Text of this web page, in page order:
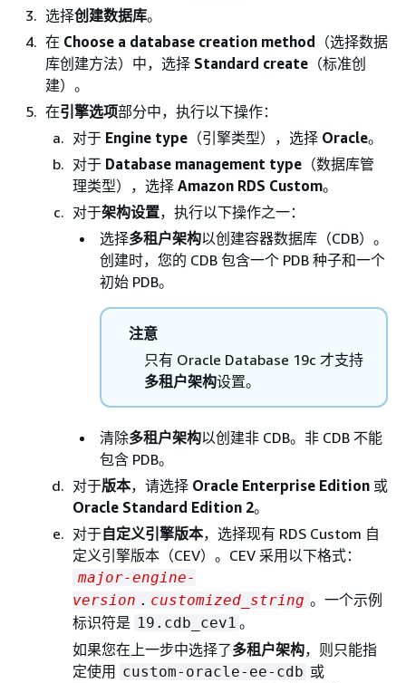
选择创建数据库。
在 Choose a database creation method （选择数据
库创建方法）中，选择 Standard create （标准创
建）。
在引擎选项部分中，执行以下操作：
对于 Engine type （引擎类型），选择 Oracle。
对于 Database management type （数据库管
理类型），选择 Amazon RDS Custom。
对于架构设置，执行以下操作之一：
选择多租户架构以创建容器数据库（CDB）。
创建时，您的 CDB 包含一个 PDB 种子和一个
初始 PDB。
注意
只有 Oracle Database 19c 才支持
多租户架构设置。
清除多租户架构以创建非 CDB。非 CDB 不能
包含 PDB。
对于版本，请选择 Oracle Enterprise Edition 或
Oracle Standard Edition 2。
对于自定义引擎版本，选择现有 RDS Custom 自
定义引擎版本（CEV）。CEV 采用以下格式：
major-engine-
version . customized_string 。一个示例
标识符是 19.cdb_cev1 。
如果您在上一步中选择了多租户架构，则只能指
定使用 custom-oracle-ee-cdb 或